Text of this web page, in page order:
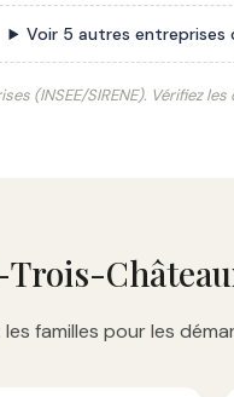
Voir 5 autres
(INSEE/SIRENE). Vérifiez
familles pour les